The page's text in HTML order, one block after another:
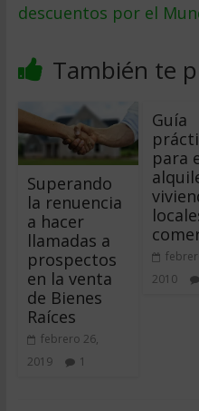
descuentos por el
También te
Superando
la renuencia
a hacer
llamadas a
prospectos
en la venta
de Bienes
Raíces
febrero 26,
2019
1
Guía
para
2010